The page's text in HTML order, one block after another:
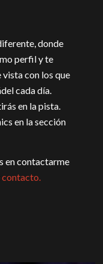
donde
perfil y te
vista con los que
cada día.
en la pista.
en la sección
en contactarme
contacto.